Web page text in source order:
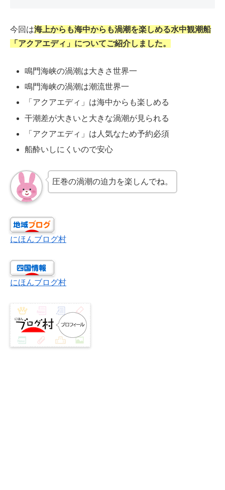
今回は海上からも海中からも渦潮を楽しめる水中観潮船
「アクアエディ」についてご紹介しました。
鳴門海峡の渦潮は大きさ世界一
鳴門海峡の渦潮は潮流世界一
「アクアエディ」は海中からも楽しめる
干潮差が大きいと大きな渦潮が見られる
「アクアエディ」は人気なため予約必須
船酔いしにくいので安心
圧巻の渦潮の迫力を楽しんでね。
にほんブログ村
にほんブログ村